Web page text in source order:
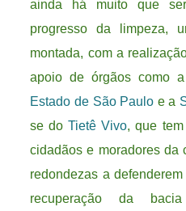
ainda há muito que
progresso da limpeza,
montada, com a
apoio de órgãos como a
Estado de São Paulo e a
se doTietê Vivo, que
cidadãos e moradores da
redondezas a
recuperação da